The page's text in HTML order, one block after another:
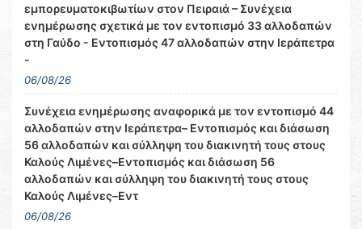
εμπορευματοκιβωτίων στον Πειραιά – Συνέχεια
ενημέρωσης σχετικά με τον εντοπισμό 33 αλλοδαπών
στη Γαύδο - Εντοπισμός 47 αλλοδαπών στην Ιεράπετρα
-
06/08/26
Συνέχεια ενημέρωσης αναφορικά με τον εντοπισμό 44
αλλοδαπών στην Ιεράπετρα– Εντοπισμός και διάσωση
56 αλλοδαπών και σύλληψη του διακινητή τους στους
Καλούς Λιμένες–Εντοπισμός και διάσωση 56
αλλοδαπών και σύλληψη του διακινητή τους στους
Καλούς Λιμένες–Εντ
06/08/26